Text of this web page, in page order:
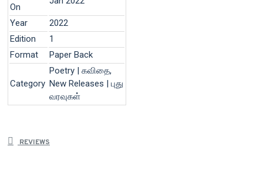
On
Year
2022
Edition
1
Format
Paper Back
Category
Poetry | கவிதை,
New Releases | புது
வரவுகள்
REVIEWS